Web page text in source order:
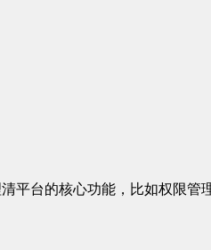
平台的核心功能，比如权限管